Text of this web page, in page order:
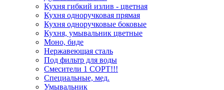
Кухня гибкий излив - цветная
Кухня одноручковая прямая
Кухня одноручковые боковые
Кухня, умывальник цветные
Моно, биде
Нержавеющая сталь
Под фильтр для воды
Смесители 1 СОРТ!!!
Специальные, мед.
Умывальник